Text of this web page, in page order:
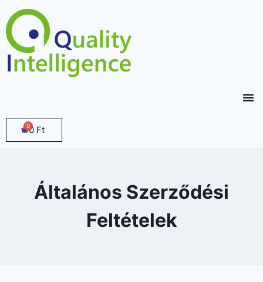
0 Ft
Általános Szerződési
Feltételek